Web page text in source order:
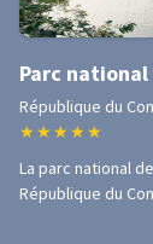
Parc
République du
★ ★ ★ ★ ★
La parc national
République du